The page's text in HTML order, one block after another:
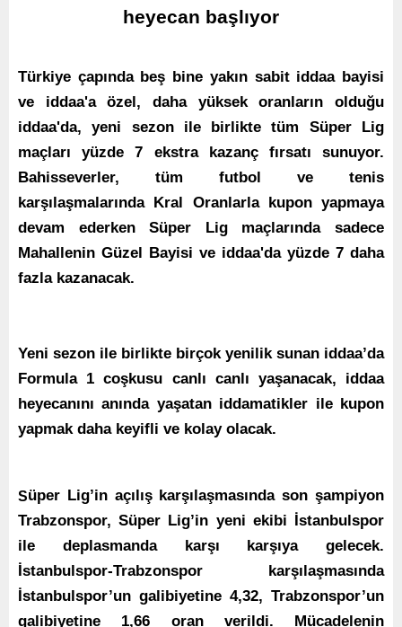
heyecan başlıyor
Türkiye çapında beş bine yakın sabit iddaa bayisi
ve iddaa'a özel, daha yüksek oranların olduğu
iddaa'da, yeni sezon ile birlikte tüm Süper Lig
maçları yüzde 7 ekstra kazanç fırsatı sunuyor.
Bahisseverler, tüm futbol ve tenis
karşılaşmalarında Kral Oranlarla kupon yapmaya
devam ederken Süper Lig maçlarında sadece
Mahallenin Güzel Bayisi ve iddaa'da yüzde 7 daha
fazla kazanacak.
Yeni sezon ile birlikte birçok yenilik sunan iddaa’da
Formula 1 coşkusu canlı canlı yaşanacak, iddaa
heyecanını anında yaşatan iddamatikler ile kupon
yapmak daha keyifli ve kolay olacak.
Süper Lig’in açılış karşılaşmasında son şampiyon
Trabzonspor, Süper Lig’in yeni ekibi İstanbulspor
ile deplasmanda karşı karşıya gelecek.
İstanbulspor-Trabzonspor karşılaşmasında
İstanbulspor’un galibiyetine 4,32, Trabzonspor’un
galibiyetine 1,66 oran verildi. Mücadelenin